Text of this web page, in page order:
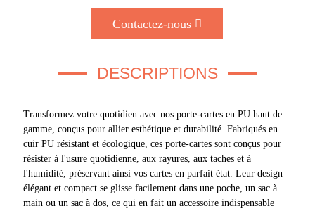
Contactez-nous
DESCRIPTIONS
Transformez votre quotidien avec nos porte-cartes en PU haut de
gamme, conçus pour allier esthétique et durabilité. Fabriqués en
cuir PU résistant et écologique, ces porte-cartes sont conçus pour
résister à l'usure quotidienne, aux rayures, aux taches et à
l'humidité, préservant ainsi vos cartes en parfait état. Leur design
élégant et compact se glisse facilement dans une poche, un sac à
main ou un sac à dos, ce qui en fait un accessoire indispensable